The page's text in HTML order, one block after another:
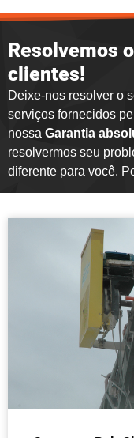
Resolvemos
clientes!
Deixe-nos resolver o
serviços fornecidos
nossa Garantia
resolvermos seu
diferente para você.